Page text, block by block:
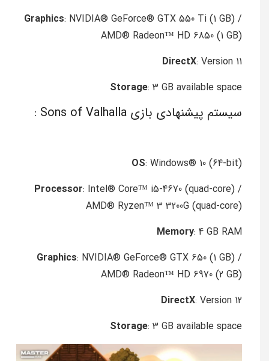
Graphics: NVIDIA® GeForce® GTX 550 Ti (1 GB) /
AMD® Radeon™ HD 6850 (1 GB)
DirectX: Version 11
Storage: 3 GB available space
سیستم پیشنهادی بازی Sons of Valhalla :
OS: Windows® 10 (64-bit)
Processor: Intel® Core™ i5-4670 (quad-core) /
AMD® Ryzen™ 3 3200G (quad-core)
Memory: 4 GB RAM
Graphics: NVIDIA® GeForce® GTX 650 (1 GB) /
AMD® Radeon™ HD 6970 (2 GB)
DirectX: Version 12
Storage: 3 GB available space